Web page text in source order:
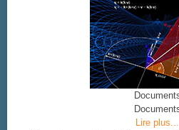
Lire plus...